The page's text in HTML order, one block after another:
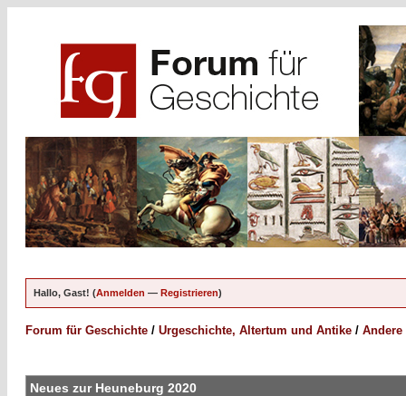
Hallo, Gast! (Anmelden — Registrieren)
Forum für Geschichte / Urgeschichte, Altertum und Antike /
Neues zur Heuneburg 2020